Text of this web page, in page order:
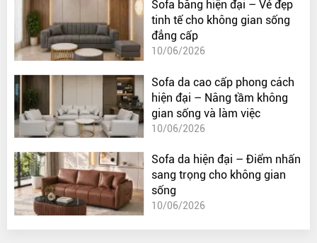
Sofa băng hiện đại – Vẻ đẹp
tinh tế cho không gian sống
đẳng cấp
10/06/2026
Sofa da cao cấp phong cách
hiện đại – Nâng tầm không
gian sống và làm việc
10/06/2026
Sofa da hiện đại – Điểm nhấn
sang trọng cho không gian
sống
10/06/2026